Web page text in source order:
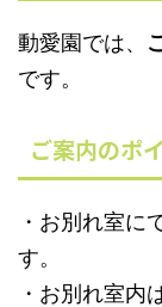
動愛園では、
です。
ご案内のポ
・お別れ室に
す。
・お別れ室内